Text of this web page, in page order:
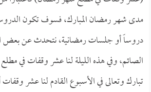
مدى شهر رمضان المبارك، فسوف تكون
دروساً أو جلسات رمضانية، نتحدث عن بعض
الصائم، وفي هذه الليلة لنا عشر وقفات في
تبارك وتعالى في الأسبوع القادم لنا عشر